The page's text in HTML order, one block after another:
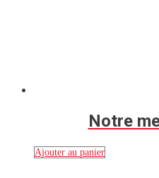
Notre
Ajouter au panier